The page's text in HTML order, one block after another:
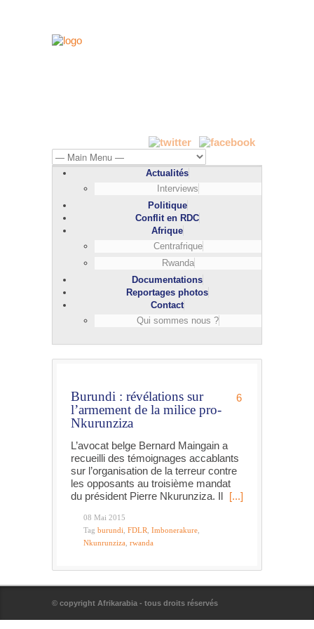
Actualités
Interviews
Politique
Conflit en RDC
Afrique
Centrafrique
Rwanda
Documentations
Reportages photos
Contact
Qui sommes nous ?
Burundi : révélations sur
l’armement de la milice pro-
Nkurunziza
6
L’avocat belge Bernard Maingain a
recueilli des témoignages accablants
sur l’organisation de la terreur contre
les opposants au troisième mandat
du président Pierre Nkurunziza. Il [...]
08 Mai 2015
Tag burundi FDLR Imbonerakure
Nkunrunziza rwanda
© copyright Afrikarabia - tous droits réservés